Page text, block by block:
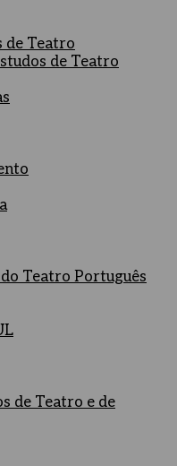
de Teatro
de Teatro
Teatro Português
de Teatro e de